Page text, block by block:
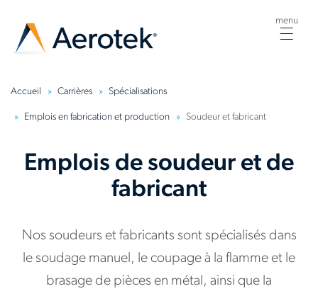
menu
Accueil Carrières Spécialisations
Emplois en fabrication et production Soudeur et fabricant
Emplois de soudeur et de
fabricant
Nos soudeurs et fabricants sont spécialisés dans
le soudage manuel, le coupage à la flamme et le
brasage de pièces en métal, ainsi que la